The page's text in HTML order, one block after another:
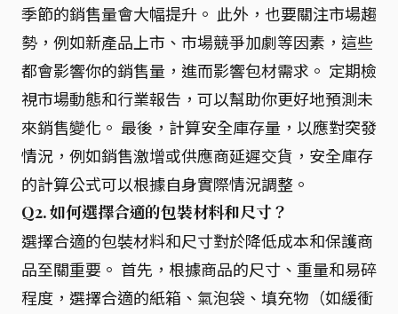
季節的銷售量會大幅提升。 此外，也要關注市場趨
勢，例如新產品上市、市場競爭加劇等因素，這些
都會影響你的銷售量，進而影響包材需求。 定期檢
視市場動態和行業報告，可以幫助你更好地預測未
來銷售變化。 最後，計算安全庫存量，以應對突發
情況，例如銷售激增或供應商延遲交貨，安全庫存
的計算公式可以根據自身實際情況調整。
Q2. 如何選擇合適的包裝材料和尺寸？
選擇合適的包裝材料和尺寸對於降低成本和保護商
品至關重要。 首先，根據商品的尺寸、重量和易碎
程度，選擇合適的紙箱、氣泡袋、填充物（如緩衝